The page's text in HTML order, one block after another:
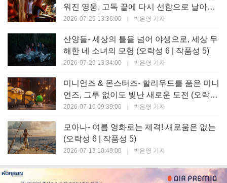
워진 영웅, 고독 끝에 다시 선함으로 날아오
르다 (오락성 8 | 작품성 8)
2026-07-29 13:36:00 박은영 기자
산양들- 세상의 틀을 넘어 야생으로, 세상 무
해한 네 소녀의 모험 (오락성 6 | 작품성 5)
2026-07-29 13:34:00 박은영 기자
미니언즈 & 몬스터즈- 할리우드를 품은 미니
언즈, 그루 없이도 빛난 새로운 도전 (오락성
7 | 작품성 6)
2026-07-16 09:39:00 박은영 기자
모아나- 여름 영화로는 제격! 새로움은 없는
(오락성 6 | 작품성 5)
2026-07-13 10:49:00 박은영 기자